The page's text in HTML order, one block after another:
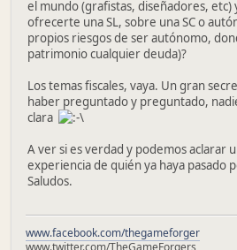
el mundo (grafistas, diseñadores, etc)
ofrecerte una SL, sobre una SC o
propios riesgos de ser autónomo,
patrimonio cualquier deuda)?
Los temas fiscales, vaya. Un gran
haber preguntado y preguntado,
clara
A ver si es verdad y podemos aclarar
experiencia de quién ya haya pasado
Saludos.
www.facebook.com/thegameforger